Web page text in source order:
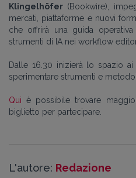
Klingelhöfer (Bookwire),
mercati, piattaforme e nuovi
che offrirà una guida
strumenti di IA nei workflow
Dalle 16.30 inizierà lo spazio
sperimentare strumenti e
Qui è possibile trovare
biglietto per partecipare.
L'autore: Redazione